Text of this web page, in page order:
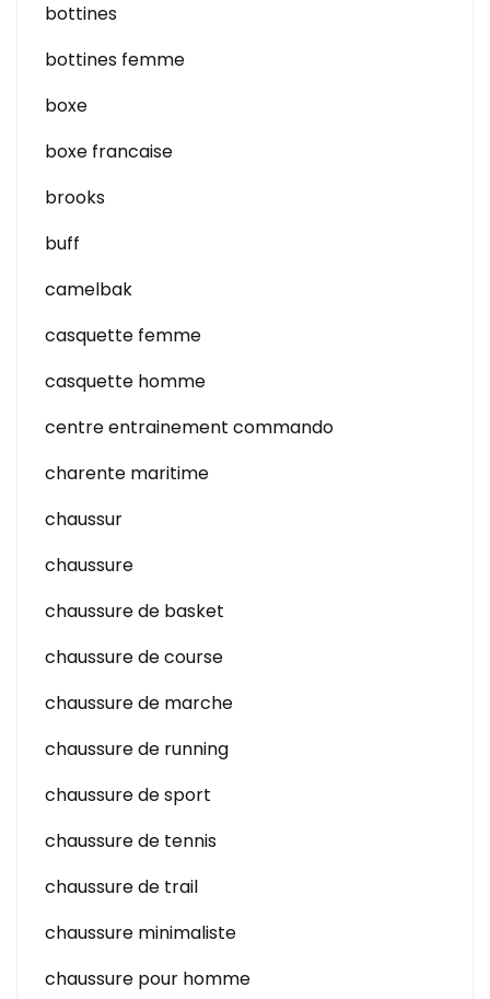
bottines
bottines femme
boxe
boxe francaise
brooks
buff
camelbak
casquette femme
casquette homme
centre entrainement commando
charente maritime
chaussur
chaussure
chaussure de basket
chaussure de course
chaussure de marche
chaussure de running
chaussure de sport
chaussure de tennis
chaussure de trail
chaussure minimaliste
chaussure pour homme